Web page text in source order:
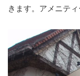
きます。アメニティ